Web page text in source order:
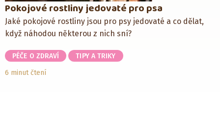
Pokojové rostliny jedovaté pro psa
Jaké pokojové rostliny jsou pro psy jedovaté a co dělat,
když náhodou některou z nich sní?
PÉČE O ZDRAVÍ
TIPY A TRIKY
6 minut čtení